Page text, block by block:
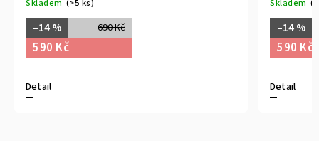
Skladem (>5 ks)
690 Kč
–14 %
590 Kč
Detail
Skladem
–14 %
590 Kč
Detail